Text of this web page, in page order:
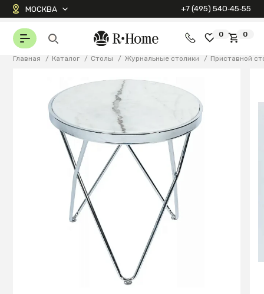
МОСКВА +7 (495) 540‑45‑55
0 0
Главная / Каталог / Столы / Журнальные столики / Приставной